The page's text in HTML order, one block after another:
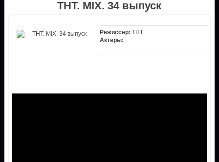
ТНТ. MIX. 34 выпуск
Режиссер: ТНТ
Актеры: